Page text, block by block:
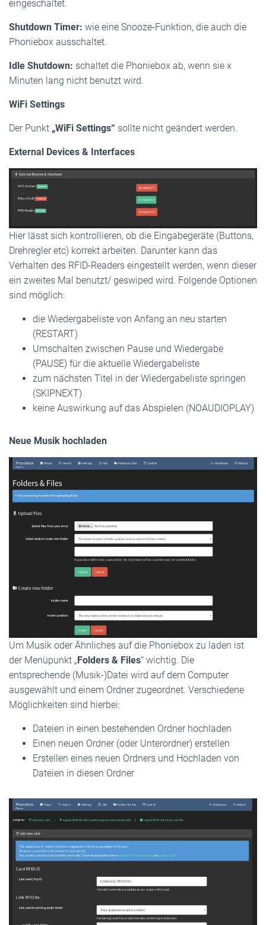
eingeschaltet.
Shutdown Timer: wie eine Snooze-Funktion, die auch die
Phoniebox ausschaltet.
Idle Shutdown: schaltet die Phoniebox ab, wenn sie x
Minuten lang nicht benutzt wird.
WiFi Settings
Der Punkt „WiFi Settings“ sollte nicht geändert werden.
External Devices & Interfaces
Hier lässt sich kontrollieren, ob die Eingabegeräte (Buttons,
Drehregler etc) korrekt arbeiten. Darunter kann das
Verhalten des RFID-Readers eingestellt werden, wenn dieser
ein zweites Mal benutzt/ geswiped wird. Folgende Optionen
sind möglich:
die Wiedergabeliste von Anfang an neu starten
(RESTART)
Umschalten zwischen Pause und Wiedergabe
(PAUSE) für die aktuelle Wiedergabeliste
zum nächsten Titel in der Wiedergabeliste springen
(SKIPNEXT)
keine Auswirkung auf das Abspielen (NOAUDIOPLAY)
Neue Musik hochladen
Um Musik oder Ähnliches auf die Phoniebox zu laden ist
der Menüpunkt „Folders & Files“ wichtig. Die
entsprechende (Musik-)Datei wird auf dem Computer
ausgewählt und einem Ordner zugeordnet. Verschiedene
Möglichkeiten sind hierbei:
Dateien in einen bestehenden Ordner hochladen
Einen neuen Ordner (oder Unterordner) erstellen
Erstellen eines neuen Ordners und Hochladen von
Dateien in diesen Ordner